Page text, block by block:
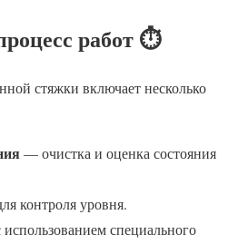
работ ⏱️
стяжки включает несколько
— очистка и оценка состояния
контроля уровня.
использованием специального